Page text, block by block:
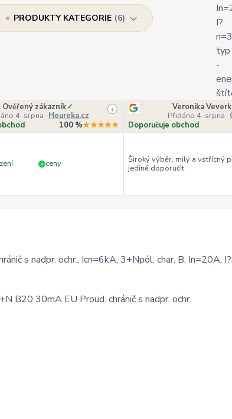
PRODUKTY KATEGORIE 6
Ověřený zákazník✓
4. srpna · Heureka.cz
i
100 %★★★★★
+ ceny
Veronika
Přidáno 4. srpna ·
Doporučuje obchod
Široký výběr, milý a vstřícný
jedině doporučit.
s nadpr. ochr., Icn=6kA, 3+Npól, char. B, In=20A,